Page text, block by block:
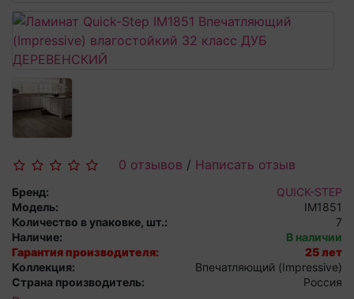
0 отзывов / Написать отзыв
Бренд:
QUICK-STEP
Модель:
IM1851
Количество в упаковке, шт.:
7
Наличие:
В наличии
Гарантия производителя:
25 лет
Коллекция:
Впечатляющий (Impressive)
Страна производитель:
Россия